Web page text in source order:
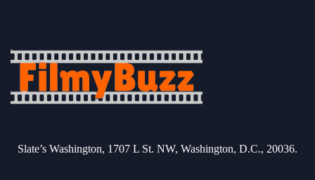
Slate’s Washington, 1707 L St. NW, Washington, D.C., 20036.